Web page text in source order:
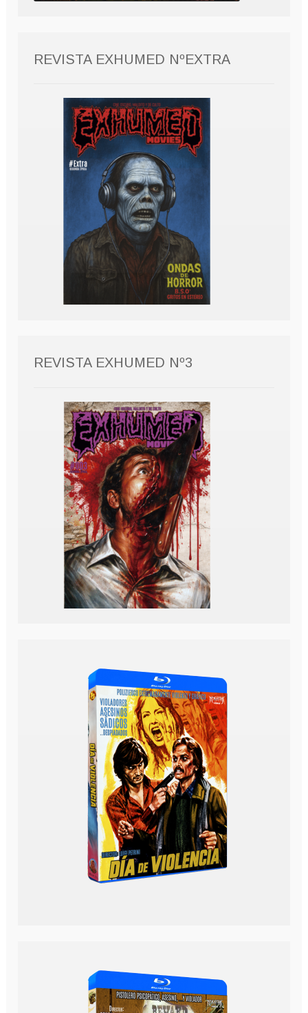
REVISTA EXHUMED NºEXTRA
REVISTA EXHUMED Nº3